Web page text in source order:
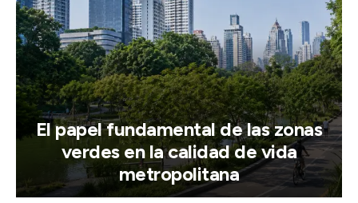
El papel fundamental de las zonas
verdes en la calidad de vida
metropolitana